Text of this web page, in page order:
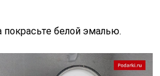
белой эмалью.